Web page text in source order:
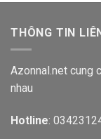
THÔNG TIN
Azonnal.net cung
nhau
Hotline: